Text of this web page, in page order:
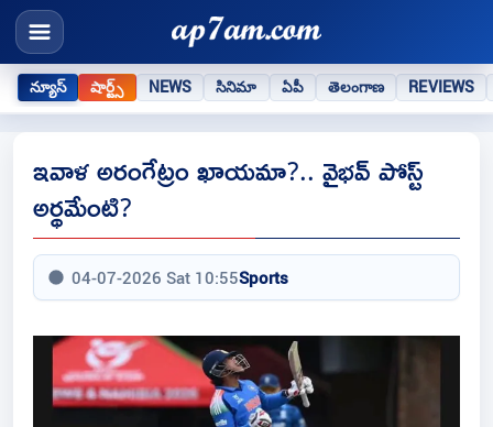
న్యూస్ షార్ట్స్ NEWS సినిమా ఏపీ తెలంగాణ REVIEWS
ఇవాళ అరంగేట్రం ఖాయ‌మా?.. వైభ‌వ్ పోస్ట్
అర్థ‌మేంటి?
04-07-2026 Sat 10:55Sports